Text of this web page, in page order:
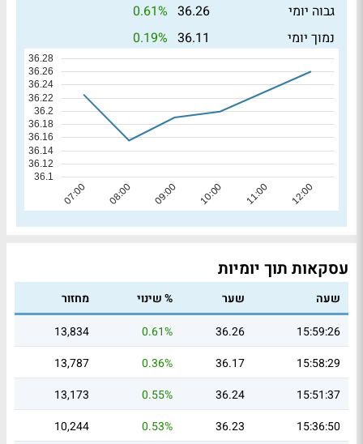
גבוה יומי
36.26
0.61%
נמוך יומי
36.11
0.19%
עסקאות תוך יומיות
שעה שער % שינוי
מחזור
15:59:26
36.26
0.61%
13,834
15:58:29
36.17
0.36%
13,787
15:51:37
36.24
0.55%
13,173
15:36:50
36.23
0.53%
10,244